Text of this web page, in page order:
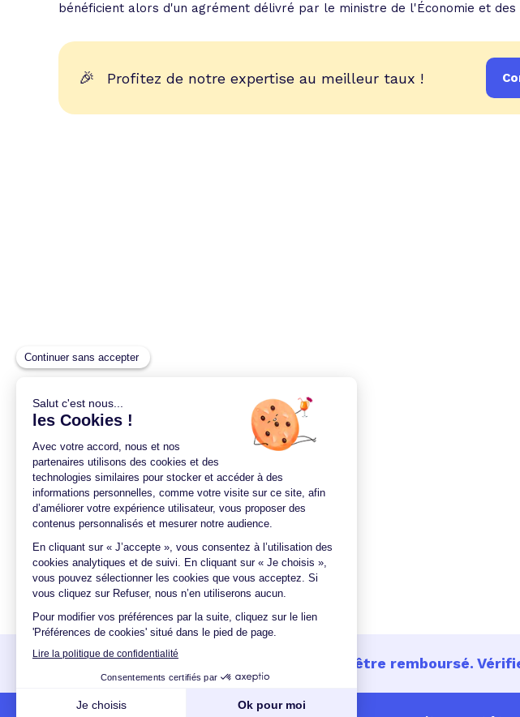
bénéficient alors d'un agrément délivré par le ministre de l'Économie et des
🎉 Profitez de notre expertise au meilleur taux !
Un crédit vous engage et doit être remboursé.